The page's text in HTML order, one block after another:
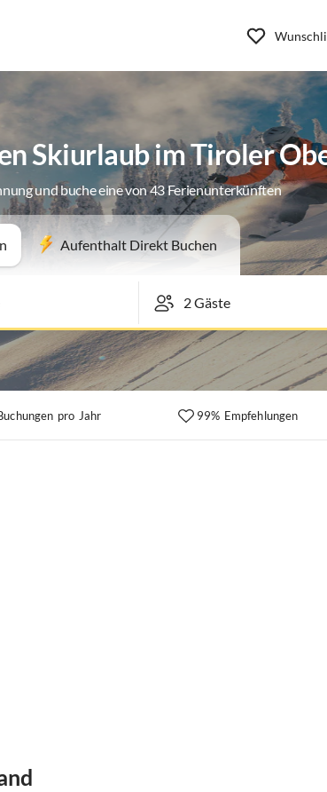
Skiurlaub im Tiroler
und buche eine von 43 Ferienunterkünften
Aufenthalt Direkt Buchen
pro Jahr 99% Empfehlungen